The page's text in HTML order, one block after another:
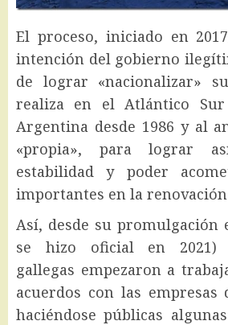
El proceso, iniciado en
intención del gobierno
de lograr «nacionalizar»
realiza en el Atlántico
Argentina desde 1986 y al
«propia», para lograr
estabilidad y poder
importantes en la renovación
Así, desde su promulgación
se hizo oficial en 2021)
gallegas empezaron a
acuerdos con las empresas
haciéndose públicas